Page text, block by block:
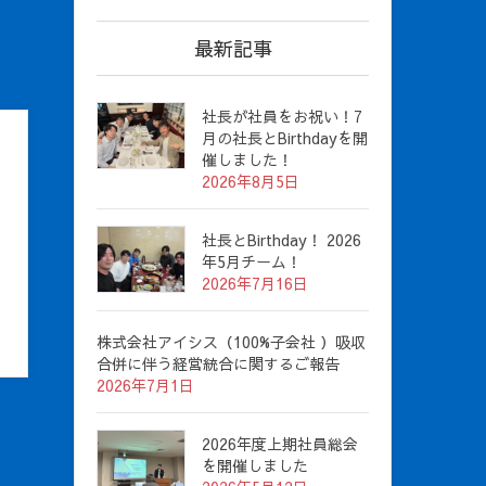
最新記事
社長が社員をお祝い！7
月の社長とBirthdayを開
催しました！
2026年8月5日
社長とBirthday！ 2026
年5月チーム！
2026年7月16日
株式会社アイシス（100%子会社 ）吸収
合併に伴う経営統合に関するご報告
2026年7月1日
2026年度上期社員総会
を開催しました